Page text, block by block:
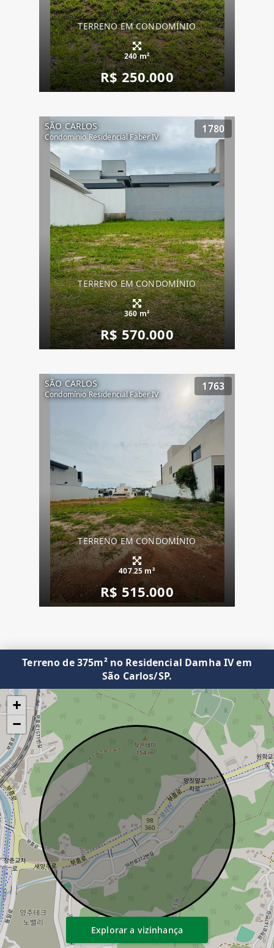
TERRENO EM CONDOMÍNIO
240 m²
R$ 250.000
SÃO CARLOS
Condomínio Residencial Faber IV
1780
TERRENO EM CONDOMÍNIO
360 m²
R$ 570.000
SÃO CARLOS
Condomínio Residencial Faber IV
1763
TERRENO EM CONDOMÍNIO
407.25 m²
R$ 515.000
Terreno de 375m² no Residencial Damha IV em
São Carlos/SP.
+
−
Explorar a vizinhança